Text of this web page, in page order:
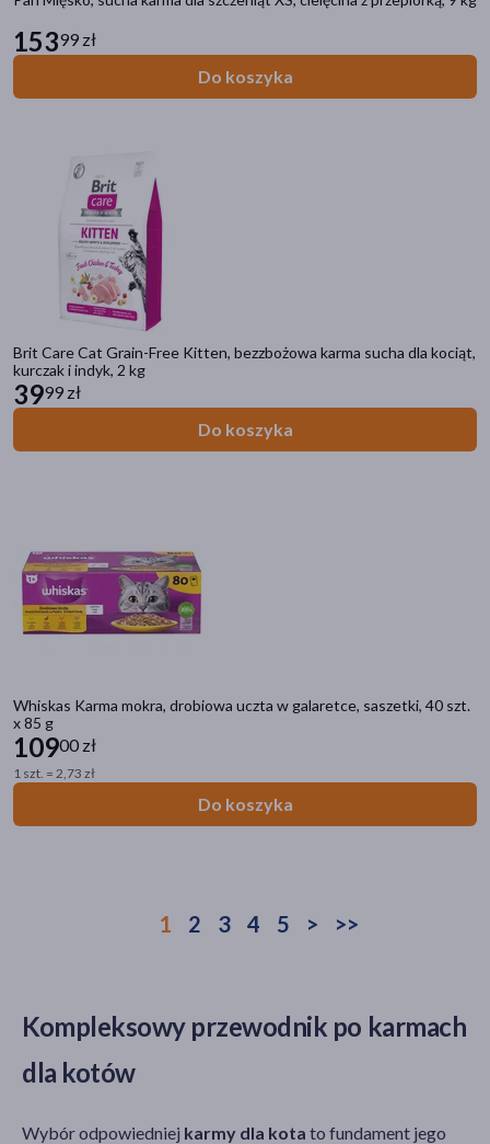
15399 zł
Do koszyka
Brit Care Cat Grain-Free Kitten, bezzbożowa karma sucha dla kociąt,
kurczak i indyk, 2 kg
3999 zł
Do koszyka
Whiskas Karma mokra, drobiowa uczta w galaretce, saszetki, 40 szt.
x 85 g
10900 zł
1 szt. = 2,73 zł
Do koszyka
1 2 3 4 5 > >>
pokaż więcej
Comfy Appetit Premium
Wiejska Zagroda Monoproteinowa
Brit Care Sterilized
Brit Care Kitten
Dolina Noteci Premium
pokaż więcej
Kompleksowy przewodnik po karmach
dla kotów
Wybór odpowiedniej karmy dla kota to fundament jego